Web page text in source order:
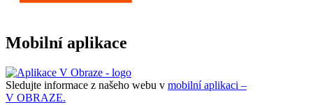
Mobilní aplikace
Sledujte informace z našeho webu v mobilní aplikaci –
V OBRAZE.